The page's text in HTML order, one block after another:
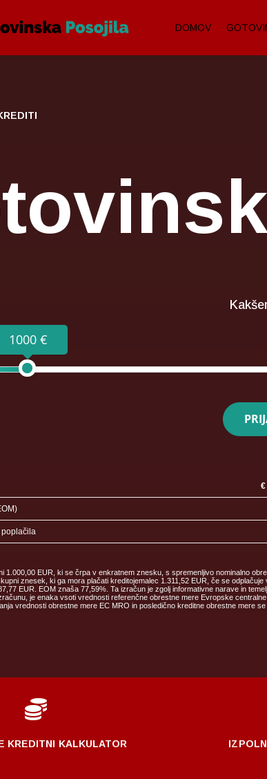
DOMOV
1000 €
€
poplačila
1.000,00 EUR, ki se črpa v enkratnem znesku, s spremenljivo nominalno
znesek, ki ga mora plačati kreditojemalec 1.311,52 EUR, če se
EUR. EOM znaša 77,59%. Ta izračun je zgolj informativne narave in
je enaka vsoti vrednosti referenčne obrestne mere Evropske
vrednosti obrestne mere EC MRO in posledično kreditne obrestne mere

KREDITNI KALKULATOR